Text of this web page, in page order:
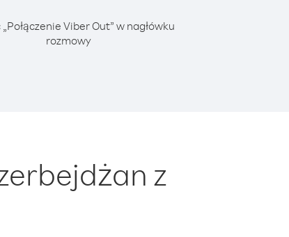
Viber Out” w nagłówku
rozmowy
z